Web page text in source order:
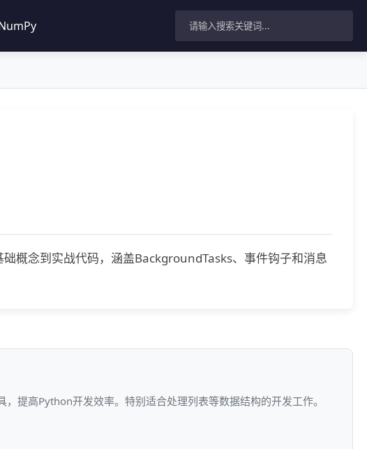
概念到实战代码，涵盖BackgroundTasks、事件钩子和消息
提高Python开发效率。特别适合处理列表等数据结构的开发工作。